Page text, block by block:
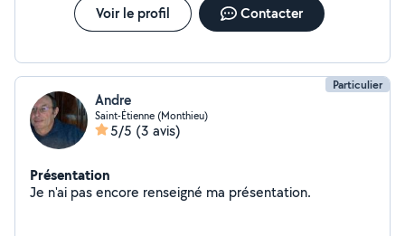
Voir le profil Contacter
Particulier
Andre
Saint-Étienne (Monthieu)
5/5 (3 avis)
Présentation
Je n'ai pas encore renseigné ma présentation.